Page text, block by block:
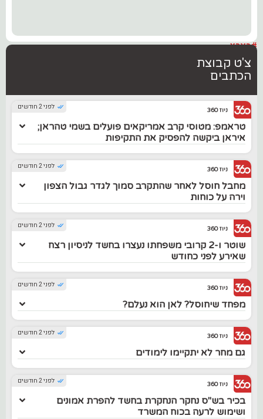
#בארץ
צ'ט קבוצת
הכתבים
לפני 2 חודשים ניוז 360
טראמפ: מטוסי קרב אמריקאים פועלים בשמי טהראן;
איראן ביקשה להפסיק את התקיפות
לפני 2 חודשים ניוז 360
מחבל חוסל לאחר שהתקרב סמוך לגדר גבול הצפון
וירה על כוחות
לפני 2 חודשים ניוז 360
שוטר ו-2 קרובי משפחתו נעצרו בחשד לניסיון רצח
שאירע לפני כחודש
לפני 2 חודשים ניוז 360
מפחד שיחוסל? לאן הוא נעלם?
לפני 2 חודשים ניוז 360
גם מחר לא יתקיימו לימודים
לפני 2 חודשים ניוז 360
בכיר בש"ס נחקר הנחקרת בחשד להפרת אמונים
ושימוש לרעה בכוח המשרד